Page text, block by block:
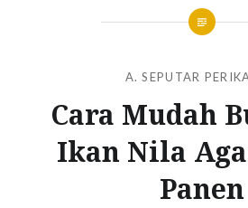
A. SEPUTAR
Cara Mudah
Ikan Nila
Panen